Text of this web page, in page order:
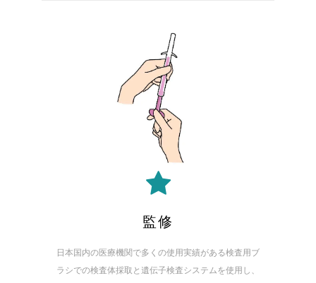
監修
日本国内の医療機関で多くの使用実績がある検査用ブ
ラシでの検査体採取と遺伝子検査システムを使用し、